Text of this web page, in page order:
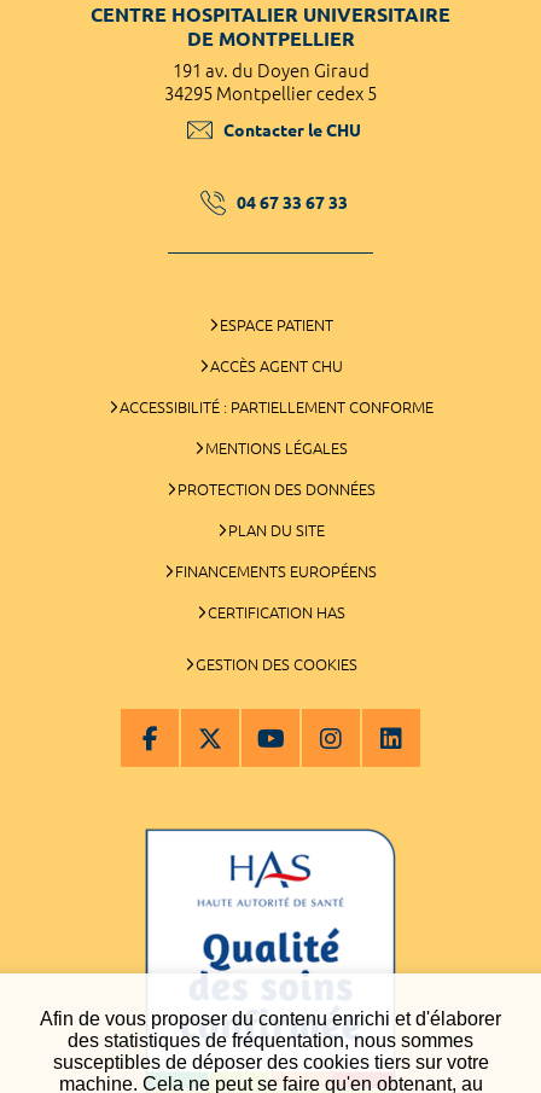
Afin de vous proposer du contenu enrichi et d'élaborer
des statistiques de fréquentation, nous sommes
susceptibles de déposer des cookies tiers sur votre
machine. Cela ne peut se faire qu'en obtenant, au
CENTRE HOSPITALIER UNIVERSITAIRE
DE MONTPELLIER
191 av. du Doyen Giraud
34295 Montpellier cedex 5
Contacter le CHU
04 67 33 67 33
ESPACE PATIENT
ACCÈS AGENT CHU
ACCESSIBILITÉ : PARTIELLEMENT CONFORME
MENTIONS LÉGALES
PROTECTION DES DONNÉES
PLAN DU SITE
FINANCEMENTS EUROPÉENS
CERTIFICATION HAS
GESTION DES COOKIES